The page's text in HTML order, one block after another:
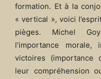
formation. Et à la
« vertical », voici
pièges. Michel
l’importance
victoires (importance
leur compréhension